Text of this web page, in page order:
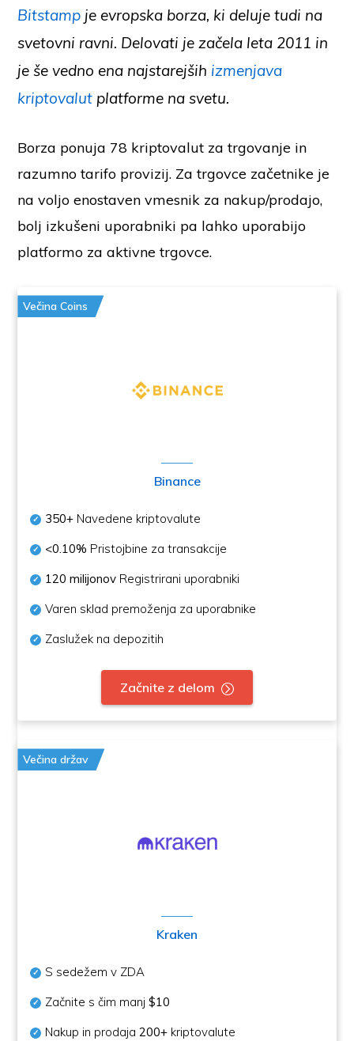
Bitstamp je evropska borza, ki deluje tudi na
svetovni ravni. Delovati je začela leta 2011 in
je še vedno ena najstarejših izmenjava
kriptovalut platforme na svetu.
Borza ponuja 78 kriptovalut za trgovanje in
razumno tarifo provizij. Za trgovce začetnike je
na voljo enostaven vmesnik za nakup/prodajo,
bolj izkušeni uporabniki pa lahko uporabijo
platformo za aktivne trgovce.
Večina Coins
Binance
350+ Navedene kriptovalute
<0.10% Pristojbine za transakcije
120 milijonov Registrirani uporabniki
Varen sklad premoženja za uporabnike
Zaslužek na depozitih
Začnite z delom
Večina držav
Kraken
S sedežem v ZDA
Začnite s čim manj$10
Nakup in prodaja200+ kriptovalute